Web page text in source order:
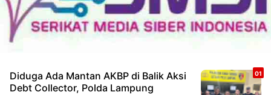
Diduga Ada Mantan AKBP di Balik Aksi
Debt Collector, Polda Lampung